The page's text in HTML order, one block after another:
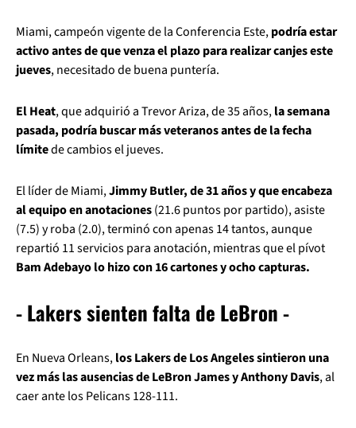
Miami, campeón vigente de la Conferencia Este,podría estar
activo antes de que venza el plazo para realizar canjes este
jueves, necesitado de buena puntería.
El Heat, que adquirió a Trevor Ariza, de 35 años,la semana
pasada, podría buscar más veteranos antes de la fecha
límitede cambios el jueves.
El líder de Miami,Jimmy Butler, de 31 años y que encabeza
al equipo en anotaciones(21.6 puntos por partido), asiste
(7.5) y roba (2.0), terminó con apenas 14 tantos, aunque
repartió 11 servicios para anotación, mientras que el pívot
Bam Adebayo lo hizo con 16 cartones y ocho capturas.
- Lakers sienten falta de LeBron -
En Nueva Orleans,los Lakers de Los Angeles sintieron una
vez más las ausencias de LeBron James y Anthony Davis, al
caer ante los Pelicans 128-111.